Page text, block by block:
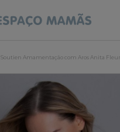
Soutien Amamentação com Aros Anita Fleur